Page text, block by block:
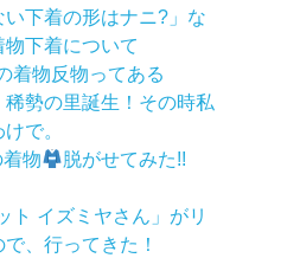
下着の形はナニ?」な
下着について
着物反物ってある
勢の里誕生！その時私
で。
物
脱がせてみた!!
ト イズミヤさん」がリ
、行ってきた！